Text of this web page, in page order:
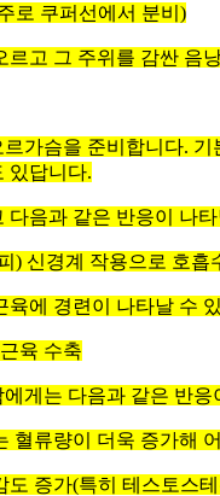
로 쿠퍼선에서 분비)
르고 그 주위를 감싼 음
가슴을 준비합니다.
있답니다.
다음과 같은 반응이 나
) 신경계 작용으로 호흡
육에 경련이 나타날 수
육 수축
게는 다음과 같은 반응
혈류량이 더욱 증가해
도 증가(특히 테스토스